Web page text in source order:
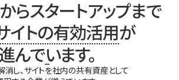
らスタートアップまで
イトの有効活用が
んでいます。
消し、サイトを社内の共有資産として